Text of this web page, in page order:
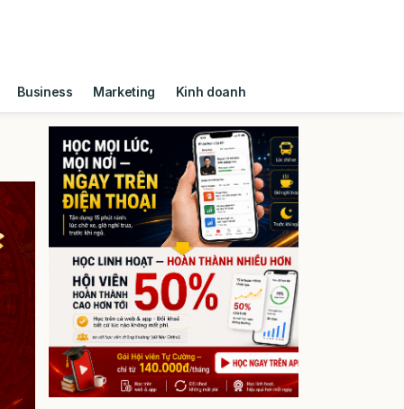
Business Marketing Kinh doanh